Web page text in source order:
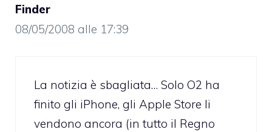
Finder
08/05/2008 alle 17:39
La notizia è sbagliata… Solo O2 ha
finito gli iPhone, gli Apple Store li
vendono ancora (in tutto il Regno